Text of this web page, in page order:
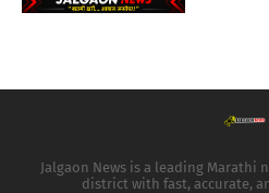
Jalgaon News is a leading Marathi
district with fast, accurate,